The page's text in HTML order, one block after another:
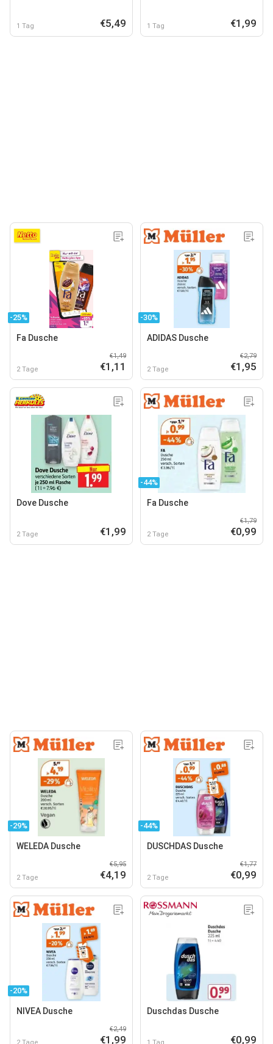
1 Tag €5,49 1 Tag €1,99
-25%
Fa Dusche
2 Tage
€1,49
€1,11
-30%
ADIDAS Dusche
2 Tage
€2,79
€1,95
Dove Dusche
2 Tage €1,99
-44%
Fa Dusche
2 Tage
€1,79
€0,99
-29%
WELEDA Dusche
2 Tage
€5,95
€4,19
-44%
DUSCHDAS Dusche
2 Tage
€1,77
€0,99
-20%
NIVEA Dusche
2 Tage
€2,49
€1,99
Duschdas Dusche
1 Tag €0,99